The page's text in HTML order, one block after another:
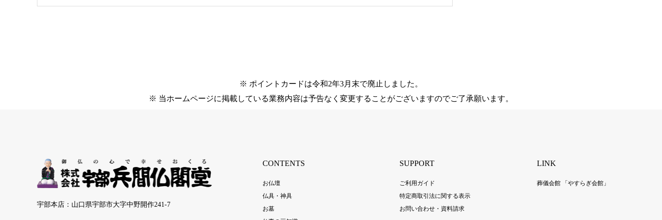
※ ポイントカードは令和2年3月末で廃止しました。
※ 当ホームページに掲載している業務内容は予告なく変更することがございますのでご了承願います。
宇部本店：山口県宇部市大字中野開作241-7
CONTENTS
お仏壇
仏具・神具
お墓
SUPPORT
ご利用ガイド
特定商取引法に関する表示
お問い合わせ・資料請求
LINK
葬儀会館 「やすらぎ会館」